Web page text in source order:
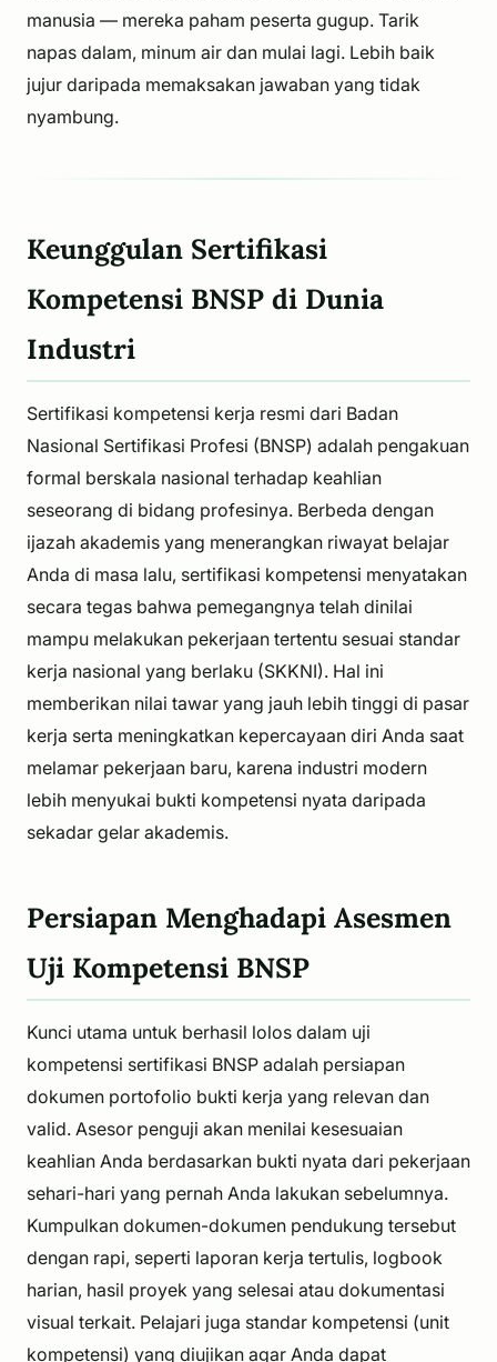
manusia — mereka paham peserta gugup. Tarik
napas dalam, minum air dan mulai lagi. Lebih baik
jujur daripada memaksakan jawaban yang tidak
nyambung.
Keunggulan Sertifikasi
Kompetensi BNSP di Dunia
Industri
Sertifikasi kompetensi kerja resmi dari Badan
Nasional Sertifikasi Profesi (BNSP) adalah pengakuan
formal berskala nasional terhadap keahlian
seseorang di bidang profesinya. Berbeda dengan
ijazah akademis yang menerangkan riwayat belajar
Anda di masa lalu, sertifikasi kompetensi menyatakan
secara tegas bahwa pemegangnya telah dinilai
mampu melakukan pekerjaan tertentu sesuai standar
kerja nasional yang berlaku (SKKNI). Hal ini
memberikan nilai tawar yang jauh lebih tinggi di pasar
kerja serta meningkatkan kepercayaan diri Anda saat
melamar pekerjaan baru, karena industri modern
lebih menyukai bukti kompetensi nyata daripada
sekadar gelar akademis.
Persiapan Menghadapi Asesmen
Uji Kompetensi BNSP
Kunci utama untuk berhasil lolos dalam uji
kompetensi sertifikasi BNSP adalah persiapan
dokumen portofolio bukti kerja yang relevan dan
valid. Asesor penguji akan menilai kesesuaian
keahlian Anda berdasarkan bukti nyata dari pekerjaan
sehari-hari yang pernah Anda lakukan sebelumnya.
Kumpulkan dokumen-dokumen pendukung tersebut
dengan rapi, seperti laporan kerja tertulis, logbook
harian, hasil proyek yang selesai atau dokumentasi
visual terkait. Pelajari juga standar kompetensi (unit
kompetensi) yang diujikan agar Anda dapat